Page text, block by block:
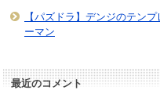
【パズドラ】デンジのテン
ーマン
最近のコメント